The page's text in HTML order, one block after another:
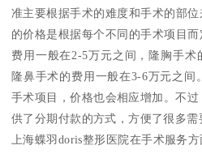
准主要根据手术的难度和手术的部
的价格是根据每个不同的手术项目
费用一般在2-5万元之间，隆胸手术
隆鼻手术的费用一般在3-6万元之
手术项目，价格也会相应增加。不
供了分期付款的方式，方便了很多需
上海蝶羽doris整形医院在手术服务